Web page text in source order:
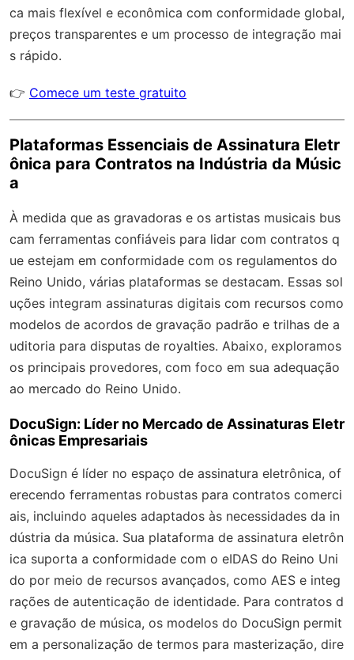
ca mais flexível e econômica com conformidade global,
preços transparentes e um processo de integração mai
s rápido.
👉 Comece um teste gratuito
Plataformas Essenciais de Assinatura Eletr
ônica para Contratos na Indústria da Músic
a
À medida que as gravadoras e os artistas musicais bus
cam ferramentas confiáveis para lidar com contratos q
ue estejam em conformidade com os regulamentos do
Reino Unido, várias plataformas se destacam. Essas sol
uções integram assinaturas digitais com recursos como
modelos de acordos de gravação padrão e trilhas de a
uditoria para disputas de royalties. Abaixo, exploramos
os principais provedores, com foco em sua adequação
ao mercado do Reino Unido.
DocuSign: Líder no Mercado de Assinaturas Eletr
ônicas Empresariais
DocuSign é líder no espaço de assinatura eletrônica, of
erecendo ferramentas robustas para contratos comerci
ais, incluindo aqueles adaptados às necessidades da in
dústria da música. Sua plataforma de assinatura eletrôn
ica suporta a conformidade com o eIDAS do Reino Uni
do por meio de recursos avançados, como AES e integ
rações de autenticação de identidade. Para contratos d
e gravação de música, os modelos do DocuSign permit
em a personalização de termos para masterização, dire